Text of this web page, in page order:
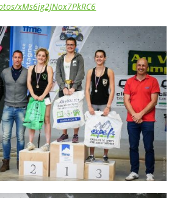
xMs6ig2JNox7PkRC6